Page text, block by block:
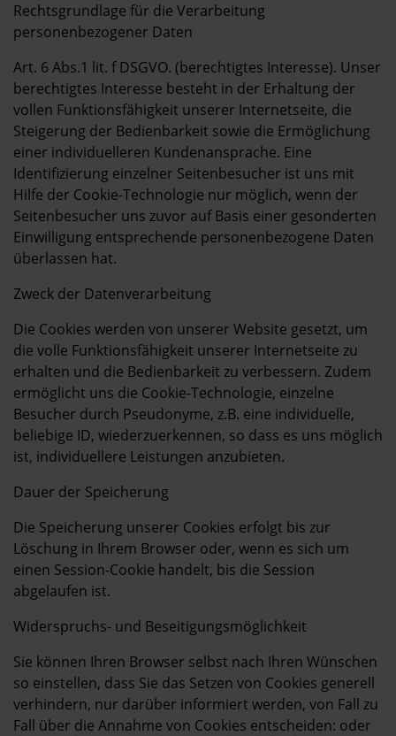
Rechtsgrundlage für die Verarbeitung
personenbezogener Daten
Art. 6 Abs.1 lit. f DSGVO. (berechtigtes Interesse). Unser
berechtigtes Interesse besteht in der Erhaltung der
vollen Funktionsfähigkeit unserer Internetseite, die
Steigerung der Bedienbarkeit sowie die Ermöglichung
einer individuelleren Kundenansprache. Eine
Identifizierung einzelner Seitenbesucher ist uns mit
Hilfe der Cookie-Technologie nur möglich, wenn der
Seitenbesucher uns zuvor auf Basis einer gesonderten
Einwilligung entsprechende personenbezogene Daten
überlassen hat.
Zweck der Datenverarbeitung
Die Cookies werden von unserer Website gesetzt, um
die volle Funktionsfähigkeit unserer Internetseite zu
erhalten und die Bedienbarkeit zu verbessern. Zudem
ermöglicht uns die Cookie-Technologie, einzelne
Besucher durch Pseudonyme, z.B. eine individuelle,
beliebige ID, wiederzuerkennen, so dass es uns möglich
ist, individuellere Leistungen anzubieten.
Dauer der Speicherung
Die Speicherung unserer Cookies erfolgt bis zur
Löschung in Ihrem Browser oder, wenn es sich um
einen Session-Cookie handelt, bis die Session
abgelaufen ist.
Widerspruchs- und Beseitigungsmöglichkeit
Sie können Ihren Browser selbst nach Ihren Wünschen
so einstellen, dass Sie das Setzen von Cookies generell
verhindern, nur darüber informiert werden, von Fall zu
Fall über die Annahme von Cookies entscheiden: oder